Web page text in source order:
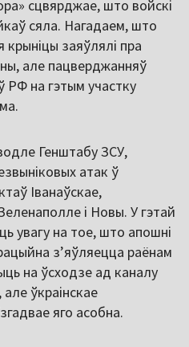
сцвярджае, што войскі
сяла. Нагадаем, што
крыніцы заяўлялі пра
але пацверджанняў
РФ на гэтым участку
Генштабу ЗСУ,
атак ў
Іванаўскае,
і Новы. У гэтай
увагу на тое, што апошні
з’яўляецца раёнам
на ўсходзе ад каналу
ўкраінскае
яго асобна.